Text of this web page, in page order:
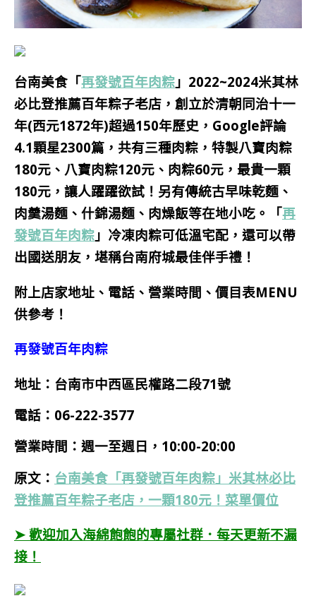
台南美食「再發號百年肉粽 」2022~2024米其林
必比登推薦百年粽子老店，創立於清朝同治十一
年(西元1872年)超過150年歷史，Google評論
4.1顆星2300篇，共有三種肉粽，特製八寶肉粽
180元、八寶肉粽120元、肉粽60元，最貴一顆
180元，讓人躍躍欲試！另有傳統古早味乾麵、
肉羹湯麵、什錦湯麵、肉燥飯等在地小吃。「再
發號百年肉粽 」冷凍肉粽可低溫宅配，還可以帶
出國送朋友，堪稱台南府城最佳伴手禮 ！
附上店家地址、電話、營業時間、價目表MENU
供參考！
再發號百年肉粽
地址：台南市中西區民權路二段71號
電話： 06-222-3577
營業時間：週一至週日，10:00-20:00
原文： 台南美食「再發號百年肉粽」米其林必比
登推薦百年粽子老店，一顆180元！菜單價位
➤ 歡迎加入海綿飽飽的專屬社群．每天更新不漏
接！